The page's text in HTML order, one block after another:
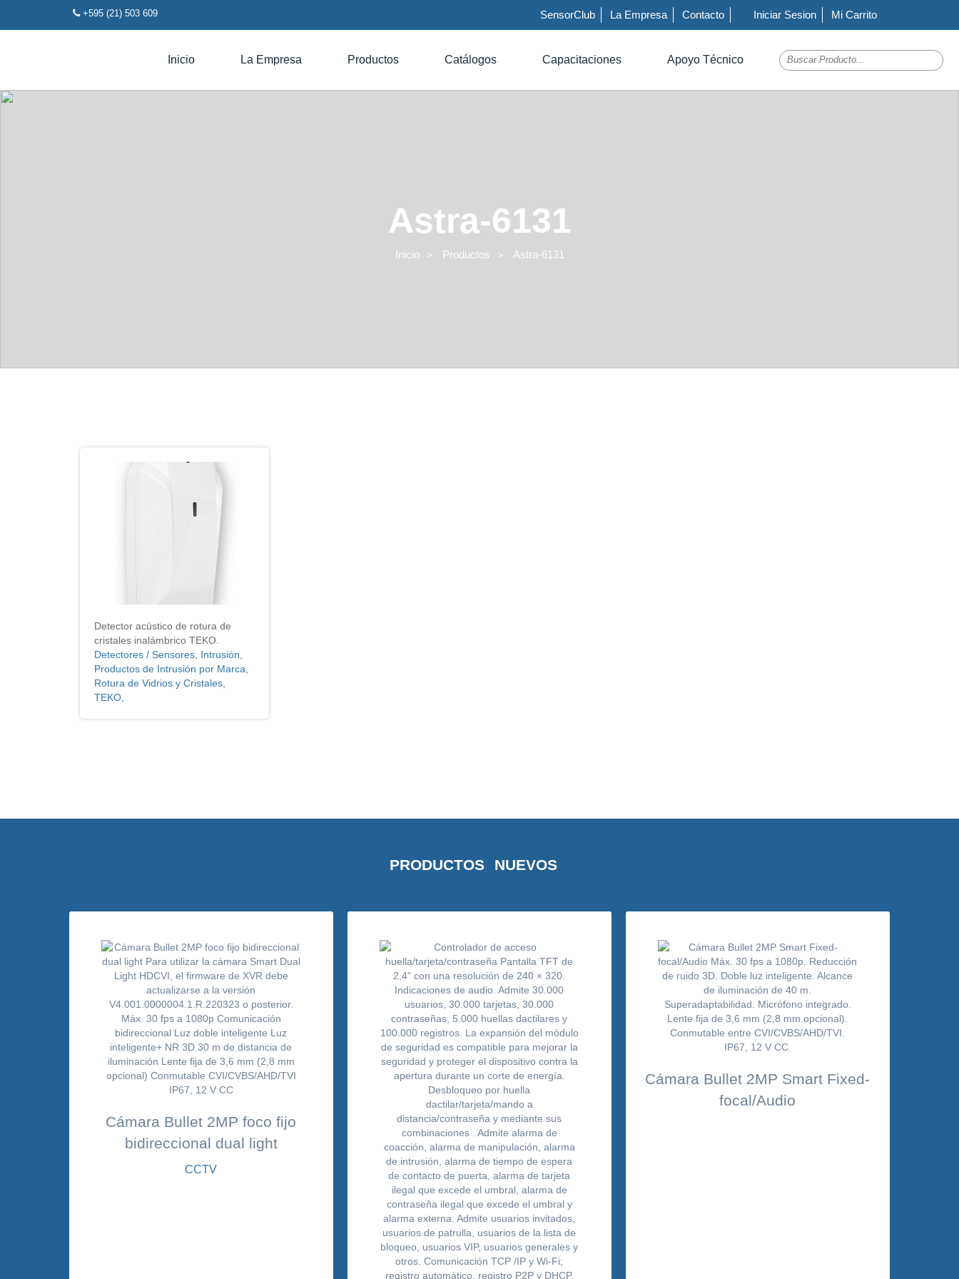
+595 (21) 503 609 SensorClub La Empresa Contacto Iniciar Sesion Mi Carrito
Inicio La Empresa Productos Catálogos Capacitaciones Apoyo Técnico
Astra-6131
Inicio Productos Astra-6131
Detector acústico de rotura de
cristales inalámbrico TEKO.
Detectores / Sensores, Intrusión,
Productos de Intrusión por Marca,
Rotura de Vidrios y Cristales,
TEKO,
PRODUCTOS NUEVOS
Cámara Bullet 2MP foco fijo
bidireccional dual light
CCTV
Cámara Bullet 2MP Smart Fixed-
focal/Audio